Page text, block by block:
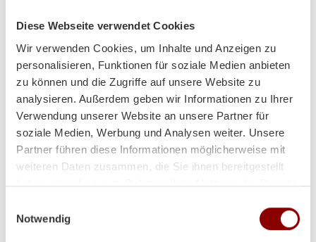
Diese Webseite verwendet Cookies
Wir verwenden Cookies, um Inhalte und Anzeigen zu
personalisieren, Funktionen für soziale Medien anbieten
zu können und die Zugriffe auf unsere Website zu
analysieren. Außerdem geben wir Informationen zu Ihrer
Verwendung unserer Website an unsere Partner für
soziale Medien, Werbung und Analysen weiter. Unsere
Partner führen diese Informationen möglicherweise mit
weiteren Daten zusammen, die Sie ihnen bereitgestellt
haben oder die sie im Rahmen Ihrer Nutzung der Dienste
Notwendig
Mo-Di:8:00-12:00 Uhr / 14:00-18:00 Uhr
Mi:8:00 - 12:00 Uhr
Do-Fr:8:00-12:00 Uhr / 14:00-18:00 Uhr
Sa: 9:00 - 12:00 Uhr